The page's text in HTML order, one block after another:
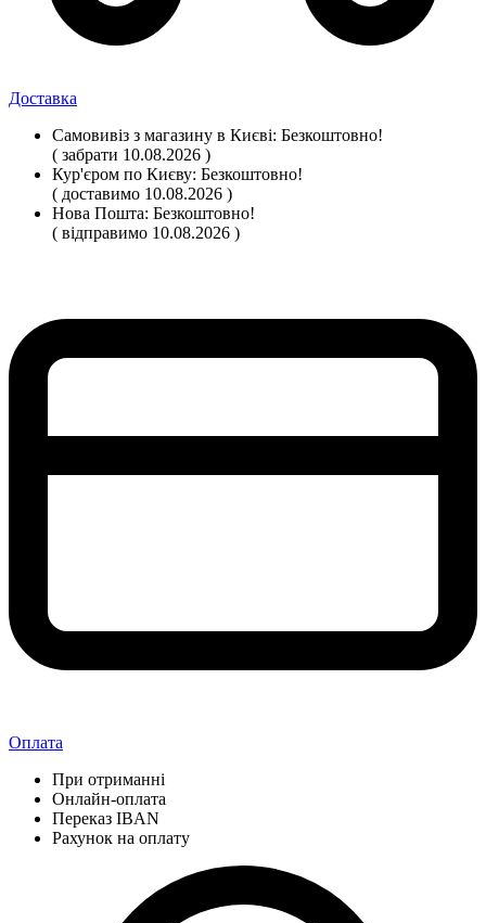
Доставка
Самовивіз з магазину в Києві: Безкоштовно!
( забрати 10.08.2026 )
Кур'єром по Києву: Безкоштовно!
( доставимо 10.08.2026 )
Нова Пошта: Безкоштовно!
( відправимо 10.08.2026 )
Оплата
При отриманні
Онлайн-оплата
Переказ IBAN
Рахунок на оплату